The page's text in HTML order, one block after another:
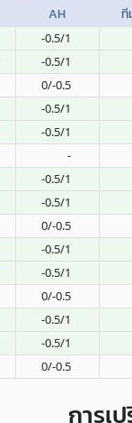
AH ที
-0.5/1
-0.5/1
0/-0.5
-0.5/1
-0.5/1
-
-0.5/1
-0.5/1
0/-0.5
-0.5/1
-0.5/1
0/-0.5
-0.5/1
-0.5/1
0/-0.5
การเ